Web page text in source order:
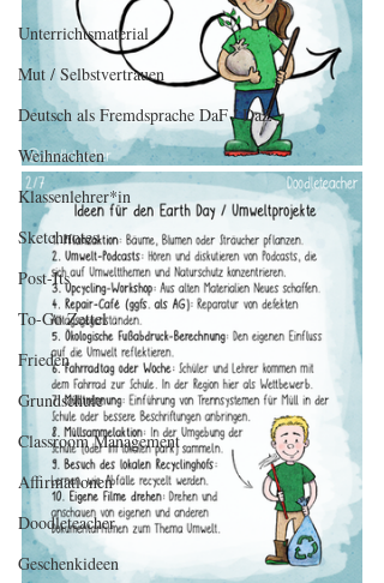
Unterrichtsmaterial
Mut / Selbstvertrauen
Deutsch als Fremdsprache DaF / DaZ
Weihnachten
Klassenlehrer*in
Sketchnotes
Post-Its
To-Go Zettel
Frieden
Grundschule
Classroom Management
Affirmationen
Doodleteacher
Geschenkideen